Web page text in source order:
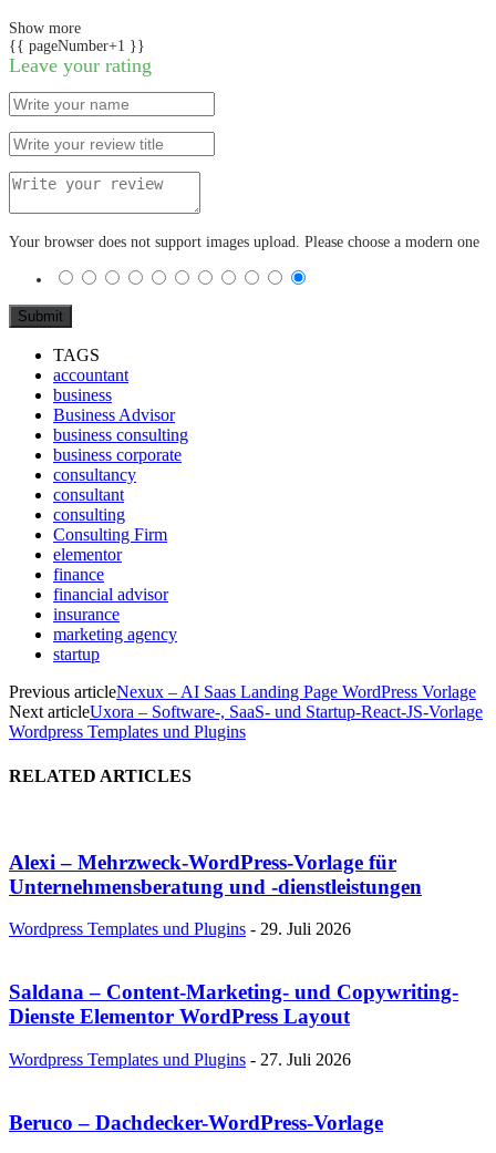
Show more
{{ pageNumber+1 }}
Leave your rating
Your browser does not support images upload. Please choose a modern one
TAGS
accountant
business
Business Advisor
business consulting
business corporate
consultancy
consultant
consulting
Consulting Firm
elementor
finance
financial advisor
insurance
marketing agency
startup
Previous articleNexux – AI Saas Landing Page WordPress Vorlage
Next articleUxora – Software-, SaaS- und Startup-React-JS-Vorlage
Wordpress Templates und Plugins
RELATED ARTICLES
Alexi – Mehrzweck-WordPress-Vorlage für
Unternehmensberatung und -dienstleistungen
Wordpress Templates und Plugins - 29. Juli 2026
Saldana – Content-Marketing- und Copywriting-
Dienste Elementor WordPress Layout
Wordpress Templates und Plugins - 27. Juli 2026
Beruco – Dachdecker-WordPress-Vorlage